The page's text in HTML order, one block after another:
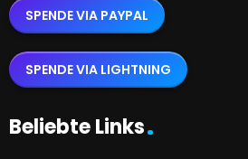
SPENDE VIA PAYPAL
SPENDE VIA LIGHTNING
Beliebte Links